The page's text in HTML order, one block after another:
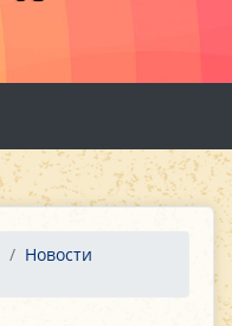
Новости